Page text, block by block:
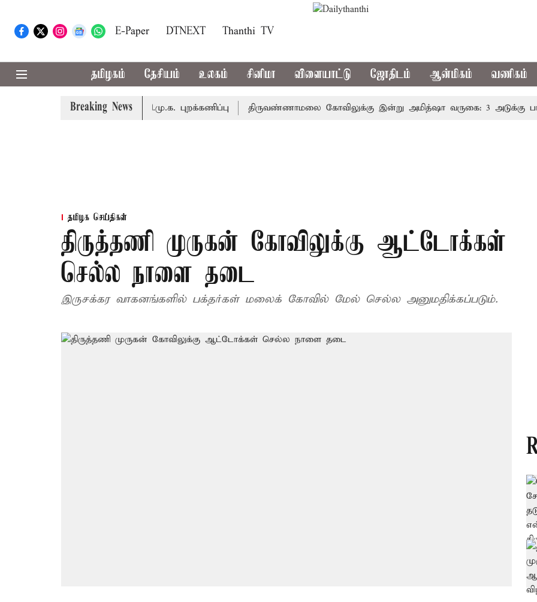
E-Paper DTNEXT Thanthi TV
தமிழகம் தேசியம் உலகம் சினிமா விளையாட்டு ஜோதிடம் ஆன்மிகம் வணிகம்
Breaking News
கூட்டம் - அ.தி.மு.க., தி.மு.க. புறக்கணிப்பு திருவண்ணாமலை கோவிலுக்கு இன்று அமித்ஷா வருகை: 3 அடுக்கு
தமிழக செய்திகள்
திருத்தணி முருகன் கோவிலுக்கு ஆட்டோக்கள்
செல்ல நாளை தடை
இருசக்கர வாகனங்களில் பக்தர்கள் மலைக் கோவில் மேல் செல்ல அனுமதிக்கப்படும்.